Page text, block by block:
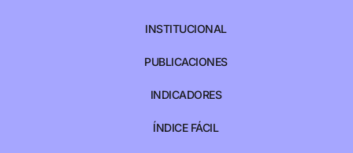
INSTITUCIONAL
PUBLICACIONES
INDICADORES
ÍNDICE FÁCIL